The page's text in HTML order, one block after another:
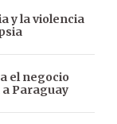
y la violencia
el negocio
Paraguay